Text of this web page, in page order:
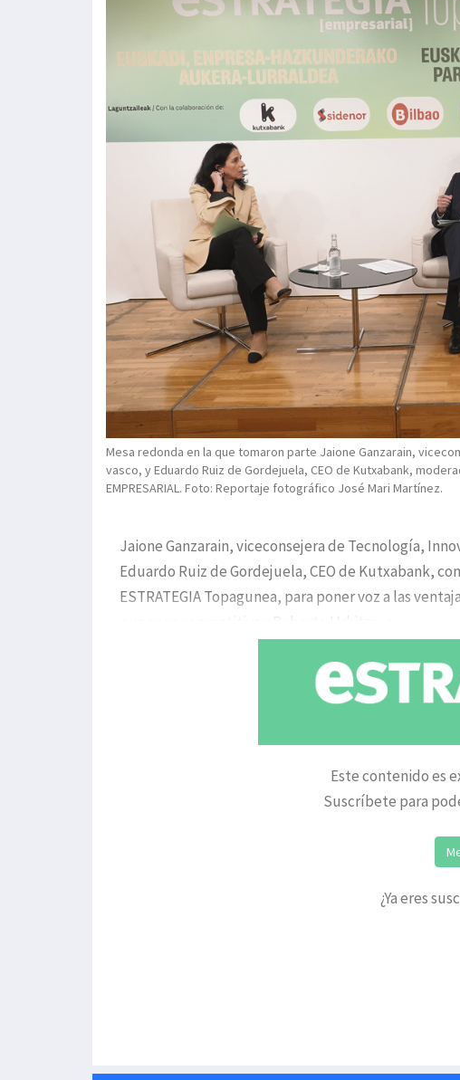
Mesa redonda en la que tomaron parte Jaione Ganzarain,
vasco, y Eduardo Ruiz de Gordejuela, CEO de Kutxabank,
EMPRESARIAL. Foto: Reportaje fotográfico José Mari Martínez.
Jaione Ganzarain, viceconsejera de Tecnología,
Eduardo Ruiz de Gordejuela, CEO de Kutxabank,
ESTRATEGIA Topagunea, para poner voz a las
que sean competitivas. Roberto Urkitza, c
Este contenido es
Suscríbete para
¿Ya eres